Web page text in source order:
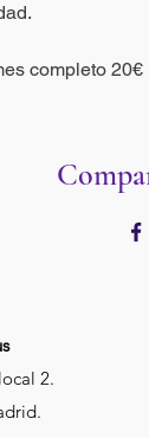
completo 20€
2.